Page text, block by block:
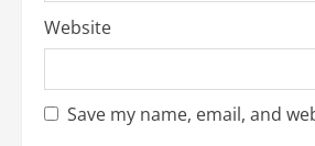
Website
Save my name, email, and